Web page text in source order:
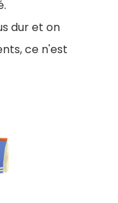
dur et on
ce n'est